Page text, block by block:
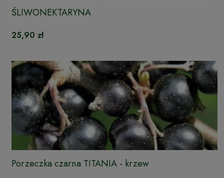
ŚLIWONEKTARYNA
25,90 zł
Porzeczka czarna TITANIA - krzew